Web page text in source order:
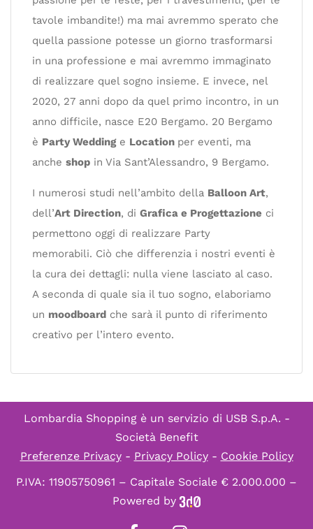
tavole imbandite!) ma mai avremmo sperato che
quella passione potesse un giorno trasformarsi
in una professione e mai avremmo immaginato
di realizzare quel sogno insieme. E invece, nel
2020, 27 anni dopo da quel primo incontro, in un
anno difficile, nasce E20 Bergamo. 20 Bergamo
è Party Weddinge Location per eventi, ma
anche shop in Via Sant’Alessandro, 9 Bergamo.
I numerosi studi nell’ambito della Balloon Art,
dell’Art Direction, di Grafica e Progettazione ci
permettono oggi di realizzare Party
memorabili. Ciò che differenzia i nostri eventi è
la cura dei dettagli: nulla viene lasciato al caso.
A seconda di quale sia il tuo sogno, elaboriamo
un moodboard che sarà il punto di riferimento
creativo per l’intero evento.
Lombardia Shopping è un servizio di USB S.p.A. -
Società Benefit
Preferenze Privacy- Privacy Policy- Cookie Policy
P.IVA: 11905750961 – Capitale Sociale € 2.000.000 –
Powered by